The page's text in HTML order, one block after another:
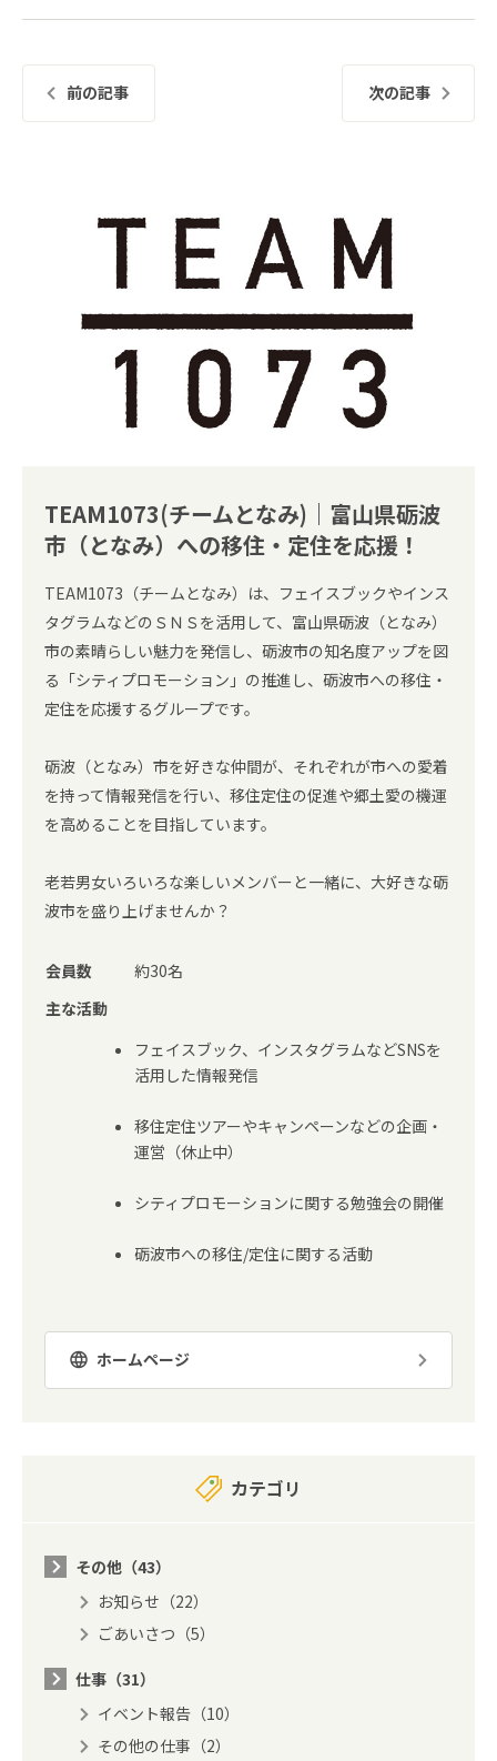
前の記事 次の記事
TEAM1073(チームとなみ)｜富山県砺波
市（となみ）への移住・定住を応援！
TEAM1073（チームとなみ）は、フェイスブックやインス
タグラムなどのＳＮＳを活用して、富山県砺波（となみ）
市の素晴らしい魅力を発信し、砺波市の知名度アップを図
る「シティプロモーション」の推進し、砺波市への移住・
定住を応援するグループです。
砺波（となみ）市を好きな仲間が、それぞれが市への愛着
を持って情報発信を行い、移住定住の促進や郷土愛の機運
を高めることを目指しています。
老若男女いろいろな楽しいメンバーと一緒に、大好きな砺
波市を盛り上げませんか？
会員数
約30名
主な活動
フェイスブック、インスタグラムなどSNSを
活用した情報発信
移住定住ツアーやキャンペーンなどの企画・
運営（休止中）
シティプロモーションに関する勉強会の開催
砺波市への移住/定住に関する活動
ホームページ
カテゴリ
その他（43）
お知らせ（22）
ごあいさつ（5）
仕事（31）
イベント報告（10）
その他の仕事（2）